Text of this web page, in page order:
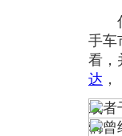
你
手车
看，
达 ，
或者
辆曾